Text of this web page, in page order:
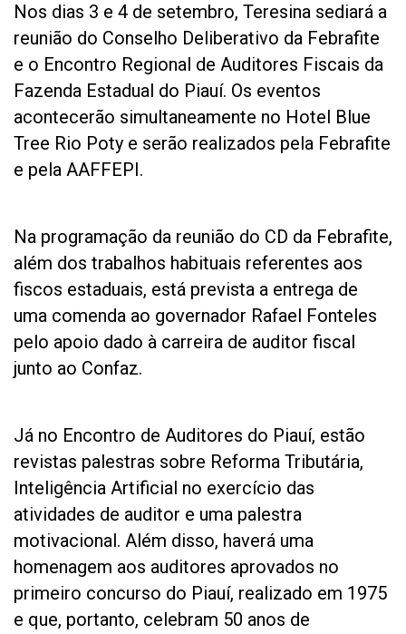
Nos dias 3 e 4 de setembro, Teresina sediará a
reunião do Conselho Deliberativo da Febrafite
e o Encontro Regional de Auditores Fiscais da
Fazenda Estadual do Piauí. Os eventos
acontecerão simultaneamente no Hotel Blue
Tree Rio Poty e serão realizados pela Febrafite
e pela AAFFEPI.
Na programação da reunião do CD da Febrafite,
além dos trabalhos habituais referentes aos
fiscos estaduais, está prevista a entrega de
uma comenda ao governador Rafael Fonteles
pelo apoio dado à carreira de auditor fiscal
junto ao Confaz.
Já no Encontro de Auditores do Piauí, estão
revistas palestras sobre Reforma Tributária,
Inteligência Artificial no exercício das
atividades de auditor e uma palestra
motivacional. Além disso, haverá uma
homenagem aos auditores aprovados no
primeiro concurso do Piauí, realizado em 1975
e que, portanto, celebram 50 anos de